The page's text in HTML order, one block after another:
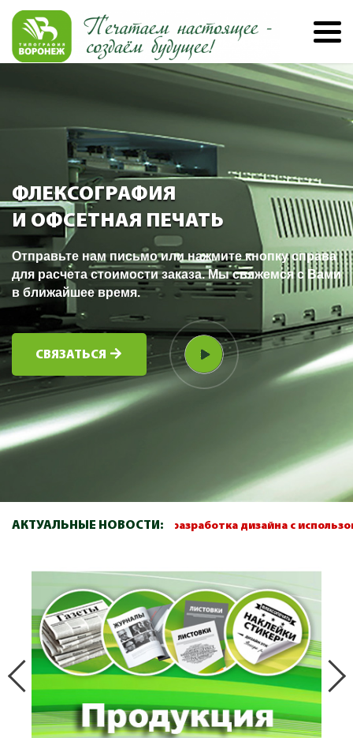
ФЛЕКСОГРАФИЯ
И ОФСЕТНАЯ ПЕЧАТЬ
Отправьте нам письмо или нажмите кнопку справа
для расчета стоимости заказа. Мы свяжемся с Вами
в ближайшее время.
СВЯЗАТЬСЯ
АКТУАЛЬНЫЕ НОВОСТИ:
Скоростная разработка дизайна с использованием